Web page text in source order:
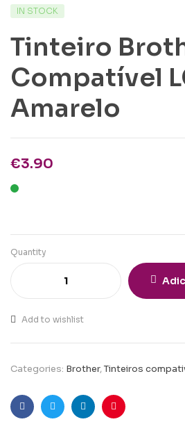
IN STOCK
Tinteiro
Compatível
Amarelo
€3.90
Quantity
Add to wishlist
Categories: Brother,Tinteiros
FacebookTwitterLinkedinPinterest